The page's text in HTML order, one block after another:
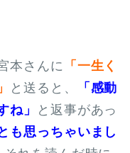
本さんに 「一生く
と送ると、
「感動
ね」
と返事があっ
も思っちゃいまし